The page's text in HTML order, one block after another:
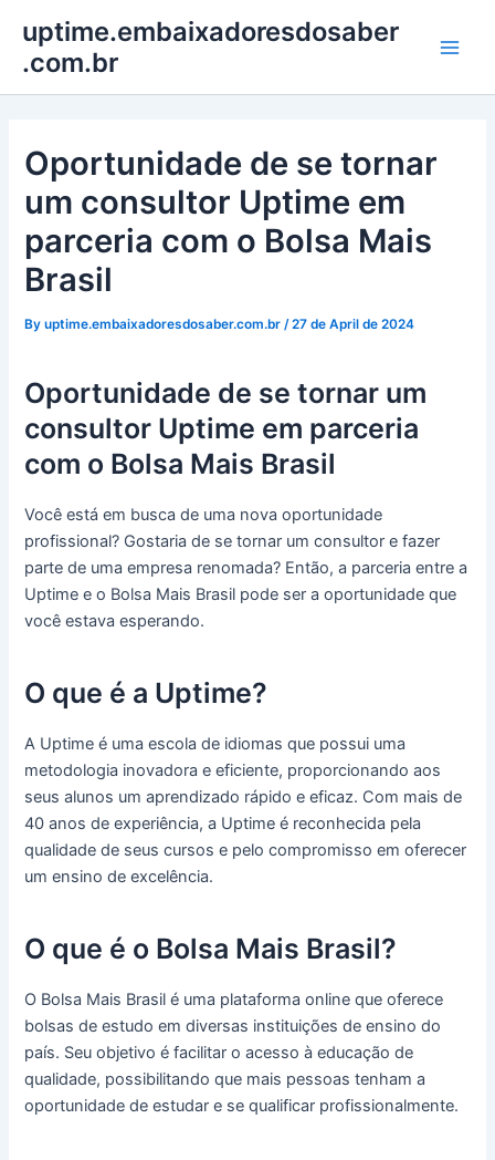
content
uptime.embaixadoresdosaber
.com.br
Oportunidade de se tornar
um consultor Uptime em
parceria com o Bolsa Mais
Brasil
Byuptime.embaixadoresdosaber.com.br/27 de April de 2024
Oportunidade de se tornar um
consultor Uptime em parceria
com o Bolsa Mais Brasil
Você está em busca de uma nova oportunidade
profissional? Gostaria de se tornar um consultor e fazer
parte de uma empresa renomada? Então, a parceria entre a
Uptime e o Bolsa Mais Brasil pode ser a oportunidade que
você estava esperando.
O que é a Uptime?
A Uptime é uma escola de idiomas que possui uma
metodologia inovadora e eficiente, proporcionando aos
seus alunos um aprendizado rápido e eficaz. Com mais de
40 anos de experiência, a Uptime é reconhecida pela
qualidade de seus cursos e pelo compromisso em oferecer
um ensino de excelência.
O que é o Bolsa Mais Brasil?
O Bolsa Mais Brasil é uma plataforma online que oferece
bolsas de estudo em diversas instituições de ensino do
país. Seu objetivo é facilitar o acesso à educação de
qualidade, possibilitando que mais pessoas tenham a
oportunidade de estudar e se qualificar profissionalmente.
navigation